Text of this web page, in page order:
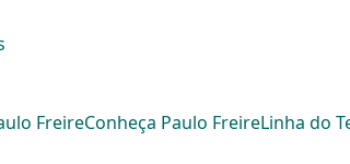
FreireConheça Paulo FreireLinha do